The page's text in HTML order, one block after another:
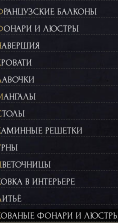
ФРАНЦУЗСКИЕ БАЛКОНЫ
ФОНАРИ И ЛЮСТРЫ
НАВЕРШИЯ
КРОВАТИ
ЛАВОЧКИ
МАНГАЛЫ
СТОЛЫ
КАМИННЫЕ РЕШЕТКИ
УРНЫ
ЦВЕТОЧНИЦЫ
КОВКА В ИНТЕРЬЕРЕ
ЛИТЬЁ
КОВАНЫЕ ФОНАРИ И